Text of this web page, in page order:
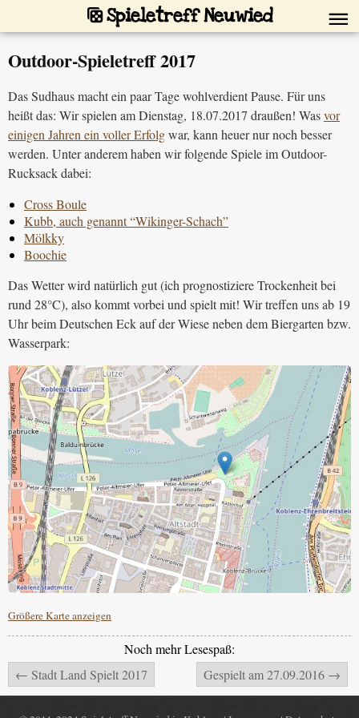
Spieletreff Neuwied
Outdoor-Spieletreff 2017
Das Sudhaus macht ein paar Tage wohlverdient Pause. Für uns
heißt das: Wir spielen am Dienstag, 18.07.2017 draußen! Wasvor
einigen Jahren ein voller Erfolgwar, kann heuer nur noch besser
werden. Unter anderem haben wir folgende Spiele im Outdoor-
Rucksack dabei:
Cross Boule
Kubb, auch genannt “Wikinger-Schach”
Mölkky
Boochie
Das Wetter wird natürlich gut (ich prognostiziere Trockenheit bei
rund 28°C), also kommt vorbei und spielt mit! Wir treffen uns ab 19
Uhr beim Deutschen Eck auf der Wiese neben dem Biergarten bzw.
Wasserpark:
Größere Karte anzeigen
Noch mehr Lesespaß:
← Stadt Land Spielt 2017
Gespielt am 27.09.2016 →